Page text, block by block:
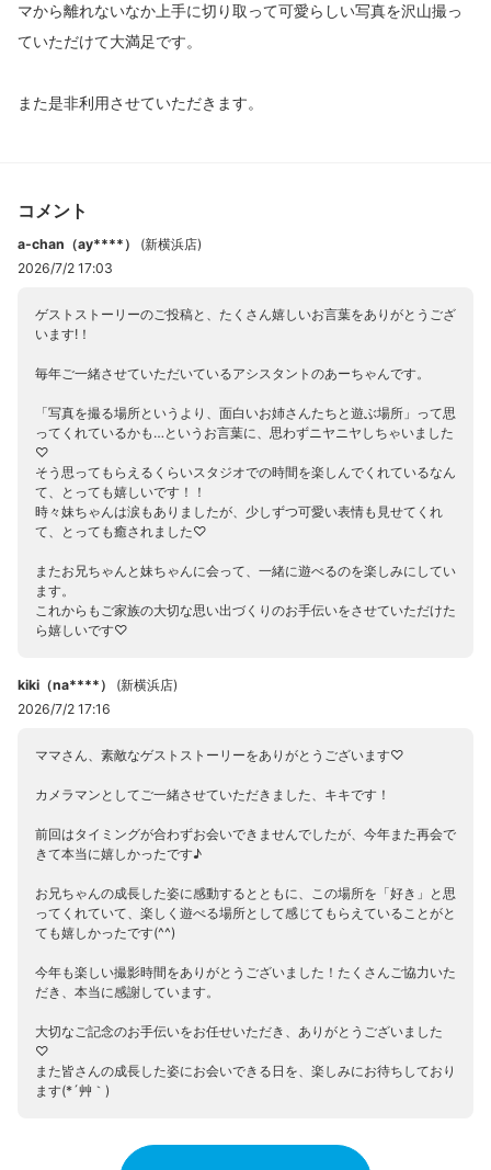
マから離れないなか上手に切り取って可愛らしい写真を沢山撮っ
ていただけて大満足です。
また是非利用させていただきます。
コメント
a-chan（ay****） (新横浜店)
2026/7/2 17:03
ゲストストーリーのご投稿と、たくさん嬉しいお言葉をありがとうござ
います!！
毎年ご一緒させていただいているアシスタントのあーちゃんです。
「写真を撮る場所というより、面白いお姉さんたちと遊ぶ場所」って思
ってくれているかも…というお言葉に、思わずニヤニヤしちゃいました
♡
そう思ってもらえるくらいスタジオでの時間を楽しんでくれているなん
て、とっても嬉しいです！！
時々妹ちゃんは涙もありましたが、少しずつ可愛い表情も見せてくれ
て、とっても癒されました♡
またお兄ちゃんと妹ちゃんに会って、一緒に遊べるのを楽しみにしてい
ます。
これからもご家族の大切な思い出づくりのお手伝いをさせていただけた
ら嬉しいです♡
kiki（na****） (新横浜店)
2026/7/2 17:16
ママさん、素敵なゲストストーリーをありがとうございます♡
カメラマンとしてご一緒させていただきました、キキです！
前回はタイミングが合わずお会いできませんでしたが、今年また再会で
きて本当に嬉しかったです♪
お兄ちゃんの成長した姿に感動するとともに、この場所を「好き」と思
ってくれていて、楽しく遊べる場所として感じてもらえていることがと
ても嬉しかったです(^^)
今年も楽しい撮影時間をありがとうございました！たくさんご協力いた
だき、本当に感謝しています。
大切なご記念のお手伝いをお任せいただき、ありがとうございました
♡
また皆さんの成長した姿にお会いできる日を、楽しみにお待ちしており
ます(*´艸｀)